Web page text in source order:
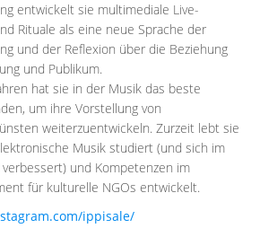
entwickelt sie multimediale Live-
Rituale als eine neue Sprache der
und der Reflexion über die Beziehung
und Publikum.
hat sie in der Musik das beste
um ihre Vorstellung von
weiterzuentwickeln. Zurzeit lebt sie
Musik studiert (und sich im
verbessert) und Kompetenzen im
für kulturelle NGOs entwickelt.
ippisale/